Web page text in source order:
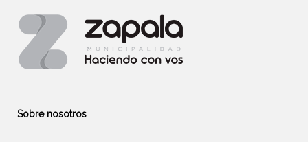
Sobre nosotros